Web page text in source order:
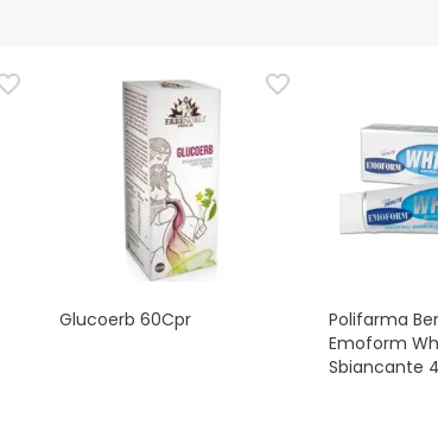
Glucoerb 60Cpr
Polifarma
Emoform
Sbiancante